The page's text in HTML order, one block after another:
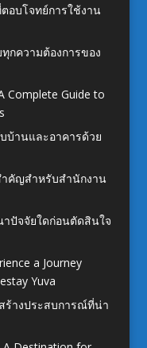
อบโจทย์การใช้งาน
กความต้องการของ
Complete Guide to
บ้านและอาคารด้วย
คัญสำหรับสำนักงาน
ปัจจัยใดก่อนตัดสินใจ
a Journey
Yuva
ร้างประสบการณ์ที่น่า